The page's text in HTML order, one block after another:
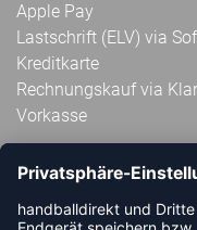
Apple Pay
Lastschrift (ELV) via
Kreditkarte
Rechnungskauf via
Vorkasse
ABONNIERE JETZT
HANDBALLDIREKT-